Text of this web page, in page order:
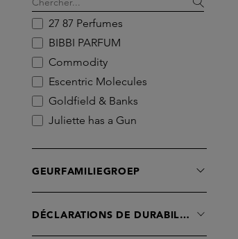
27 87 Perfumes
BIBBI PARFUM
Commodity
Escentric Molecules
Goldfield & Banks
Juliette has a Gun
Marc-Antoine Barrois
GEURFAMILIEGROEP
DÉCLARATIONS DE DURABILITÉ